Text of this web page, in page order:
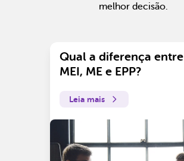
melhor decisão.
Qual a diferença entre
MEI, ME e EPP?
Leia mais